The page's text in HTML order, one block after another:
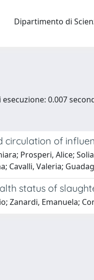
Dipartimento di
0.007
circulation of
Prosperi, Alice;
Cavalli, Valeria;
status of
Zanardi, Emanuela;